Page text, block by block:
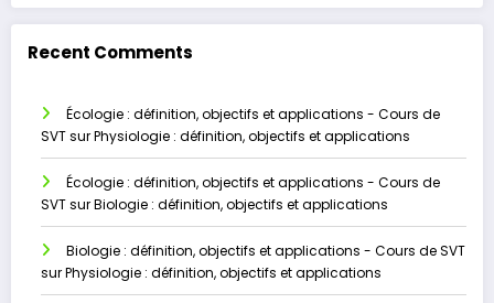
Recent Comments
Écologie : définition, objectifs et applications - Cours de
SVTsurPhysiologie : définition, objectifs et applications
Écologie : définition, objectifs et applications - Cours de
SVTsurBiologie : définition, objectifs et applications
Biologie : définition, objectifs et applications - Cours de SVT
surPhysiologie : définition, objectifs et applications